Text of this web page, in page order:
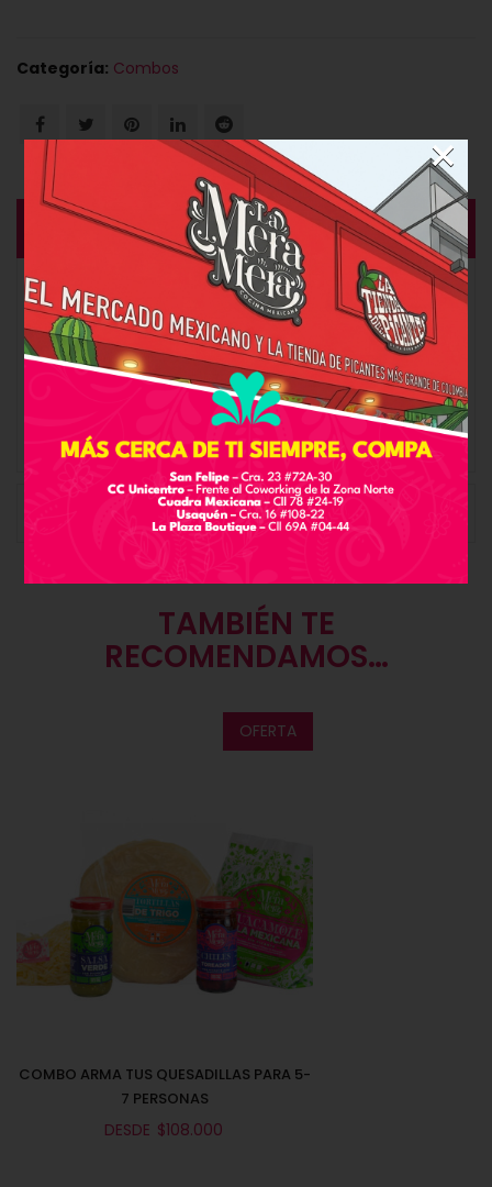
Categoría: Combos
DESCRIPCIÓN
Cuando se trata de una comida o cena rápida y
deliciosa, en familia o con amigos, nada mejor que los
burritos de LA MERA MERA… y que el valiente pruebe los
chiles toreados.
Lácteos, trazas de gluten.
VALORACIONES (0)
TAMBIÉN TE
RECOMENDAMOS…
OFERTA
COMBO ARMA TUS QUESADILLAS PARA 5-
7 PERSONAS
DESDE $108.000
×